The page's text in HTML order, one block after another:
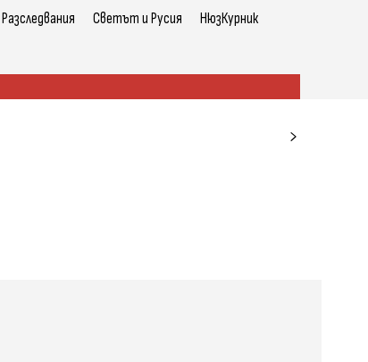
Разследвания Светът и Русия НюзКурник